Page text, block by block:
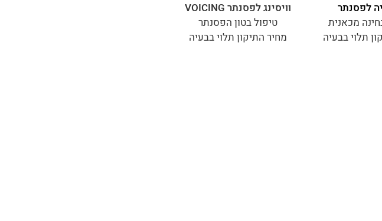
לפסנתר
מכאנית
תלוי בבעיה
וויסינג לפסנתר VOICING
טיפול בטון הפסנתר
מחיר התיקון תלוי בבעיה